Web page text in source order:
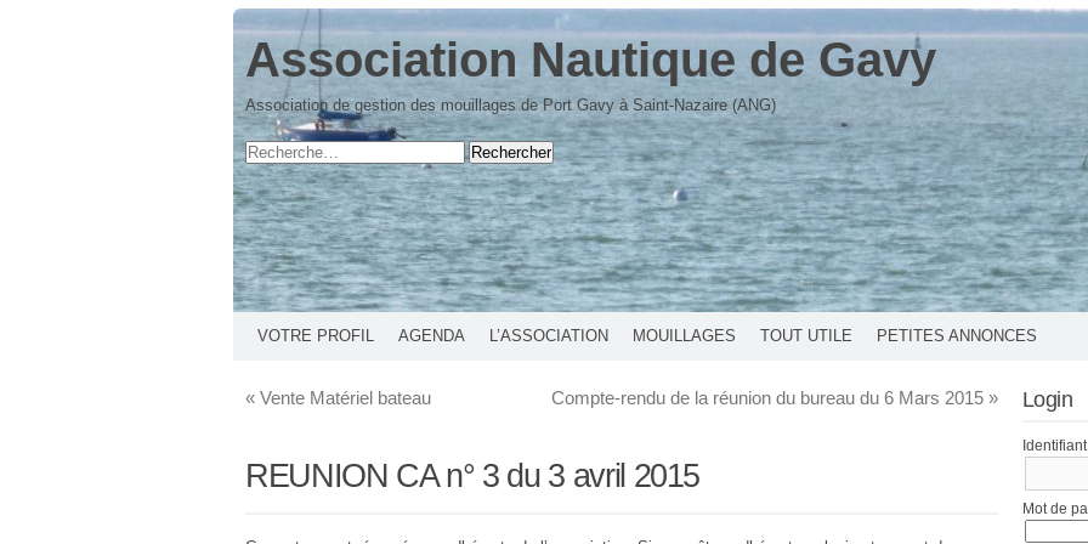
Association Nautique de Gavy
Association de gestion des mouillages de Port Gavy à Saint-Nazaire (ANG)
VOTRE PROFIL AGENDA L’ASSOCIATION MOUILLAGES TOUT UTILE PETITES ANNONCES
« Vente Matériel bateau Compte-rendu de la réunion du bureau du 6 Mars 2015 »
REUNION CA n° 3 du 3 avril 2015
Login
Identifiant
Mot de